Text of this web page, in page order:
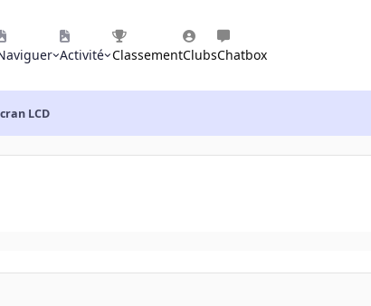
Activité ClassementClubsChatbox
LCD